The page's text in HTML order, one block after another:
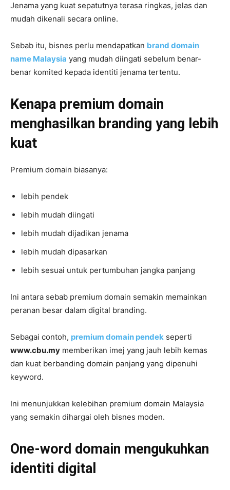
Jenama yang kuat sepatutnya terasa ringkas, jelas dan
mudah dikenali secara online.
Sebab itu, bisnes perlu mendapatkan brand domain
name Malaysia yang mudah diingati sebelum benar-
benar komited kepada identiti jenama tertentu.
Kenapa premium domain
menghasilkan branding yang lebih
kuat
Premium domain biasanya:
lebih pendek
lebih mudah diingati
lebih mudah dijadikan jenama
lebih mudah dipasarkan
lebih sesuai untuk pertumbuhan jangka panjang
Ini antara sebab premium domain semakin memainkan
peranan besar dalam digital branding.
Sebagai contoh, premium domain pendek seperti
www.cbu.my memberikan imej yang jauh lebih kemas
dan kuat berbanding domain panjang yang dipenuhi
keyword.
Ini menunjukkan kelebihan premium domain Malaysia
yang semakin dihargai oleh bisnes moden.
One-word domain mengukuhkan
identiti digital